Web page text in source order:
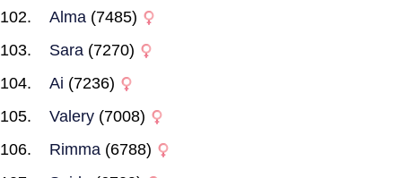
Alma (7485)
Sara (7270)
Ai (7236)
Valery (7008)
Rimma (6788)